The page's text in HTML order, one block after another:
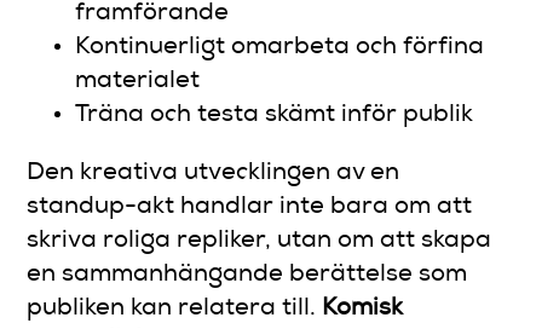
framförande
Kontinuerligt omarbeta och förfina
materialet
Träna och testa skämt inför publik
Den kreativa utvecklingen av en
standup-akt handlar inte bara om att
skriva roliga repliker, utan om att skapa
en sammanhängande berättelse som
publiken kan relatera till. Komisk